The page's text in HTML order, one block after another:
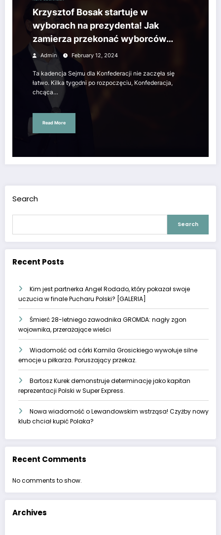
Krzysztof Bosak startuje w
wyborach na prezydenta! Jak
zamierza przekonać wyborców
Platformy Obywatelskiej i Lewicy? –
wiadomości, polityka, sport
Admin February 12, 2024
Ta kadencja Sejmu dla Konfederacji nie zaczęła się
łatwo. Kilka tygodni po rozpoczęciu, Konfederacja,
chcąca…
Read More
Search
Search
Recent Posts
Kim jest partnerka Angel Rodado, który pokazał swoje
uczucia w finale Pucharu Polski? [GALERIA]
Śmierć 28-letniego zawodnika GROMDA: nagły zgon
wojownika, przerażające wieści
Wiadomość od córki Kamila Grosickiego wywołuje silne
emocje u piłkarza. Poruszający przekaz.
Bartosz Kurek demonstruje determinację jako kapitan
reprezentacji Polski w Super Express.
Nowa wiadomość o Lewandowskim wstrząsa! Czyżby nowy
klub chciał kupić Polaka?
Recent Comments
No comments to show.
Archives